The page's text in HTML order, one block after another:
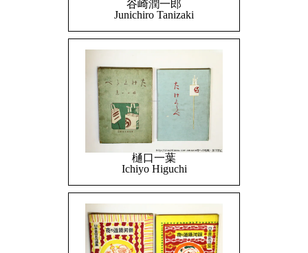
谷崎潤一郎
Junichiro Tanizaki
樋口一葉
Ichiyo Higuchi